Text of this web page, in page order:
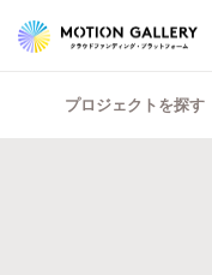
プロジェクトを探す